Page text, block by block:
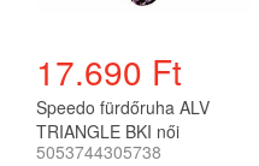
17.690 Ft
Speedo fürdőruha ALV
TRIANGLE BKI női
5053744305738